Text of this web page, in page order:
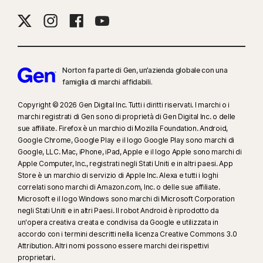
Per eliminare la maggior parte degli avvisi in Windows è necessario
social media e le sue funzionalità differiscono da una piattaforma all'altra:
diretti. Potrebbe non identificare tutti i fenomeni di cyberbullismo, i
contenuti espliciti o illegali e i discorsi di incitamento all'odio.
La funzionalità automatica Protezione anti-deepfake funziona solo per i
video in inglese sulle piattaforme social/video supportate. Su altre
piattaforme è necessario utilizzare la scansione manuale. Richiede
Windows 11 o versione successiva e un browser supportato. Il
rilevamento automatico richiede inoltre un PC con IA (CPU Qualcomm o
Intel a 8 core minimo, 16 GB di RAM) oppure un PC senza IA (CPU a 6 core
minimo di qualsiasi marca, 16 GB di RAM). Sui PC non dotati di IA, con CPU
a 4 core minimo e 8 GB di RAM, è disponibile solo la scansione manuale.
Per informazioni dettagliata, visita la pagina
Norton fa parte di Gen, un’azienda globale con una
famiglia di marchi affidabili.
Copyright © 2026 Gen Digital Inc. Tutti i diritti riservati. I marchi o i
marchi registrati di Gen sono di proprietà di Gen Digital Inc. o delle
sue affiliate. Firefox è un marchio di Mozilla Foundation. Android,
Google Chrome, Google Play e il logo Google Play sono marchi di
Google, LLC. Mac, iPhone, iPad, Apple e il logo Apple sono marchi di
Apple Computer, Inc., registrati negli Stati Uniti e in altri paesi. App
Store è un marchio di servizio di Apple Inc. Alexa e tutti i loghi
correlati sono marchi di Amazon.com, Inc. o delle sue affiliate.
Microsoft e il logo Windows sono marchi di Microsoft Corporation
negli Stati Uniti e in altri Paesi. Il robot Android è riprodotto da
un'opera creativa creata e condivisa da Google e utilizzata in
accordo con i termini descritti nella licenza Creative Commons 3.0
Attribution. Altri nomi possono essere marchi dei rispettivi
proprietari.